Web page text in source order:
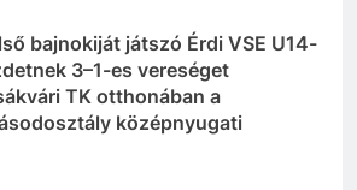
bajnokiját játszó Érdi VSE U14-
3–1-es vereséget
TK otthonában a
középnyugati